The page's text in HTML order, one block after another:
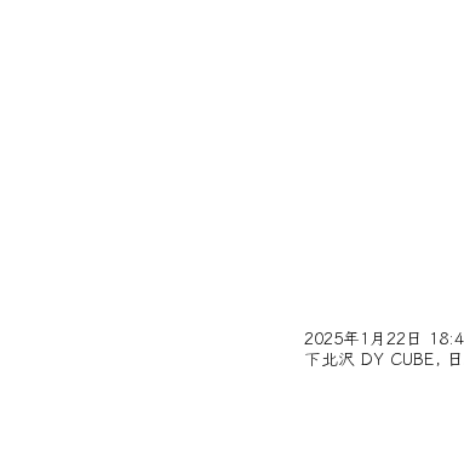
2025年1月22日
下北沢 DY CUBE,